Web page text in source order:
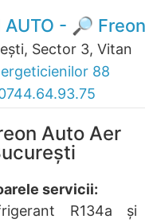
AUTO - 🔎
Sector 3, Vitan
88
Auto Aer
servicii:
R134a și